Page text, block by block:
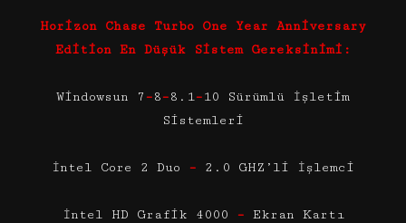
Horizon Chase Turbo One Year Anniversary
Edition En Düşük Sistem Gereksinimi:
Windowsun 7–8–8.1–10 Sürümlü İşletim
Sistemleri
İntel Core 2 Duo – 2.0 GHZ’li İşlemci
İntel HD Grafik 4000 – Ekran Kartı